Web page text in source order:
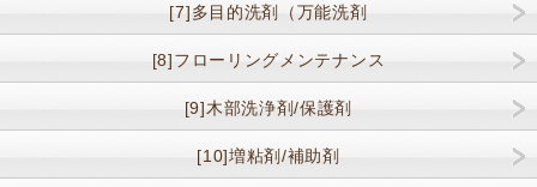
[7]多目的洗剤（万能洗剤
[8]フローリングメンテナンス
[9]木部洗浄剤/保護剤
[10]増粘剤/補助剤